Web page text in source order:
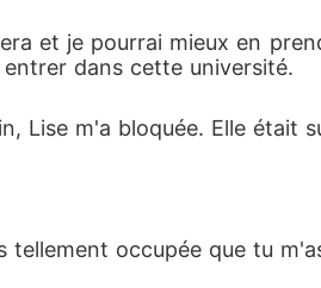
et je pourrai mieux en
dans cette université.
Lise m'a bloquée. Elle était
occupée que tu